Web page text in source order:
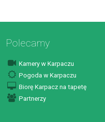
Polecamy
Kamery w Karpaczu
Pogoda w Karpaczu
Biorę Karpacz na tapetę
Partnerzy